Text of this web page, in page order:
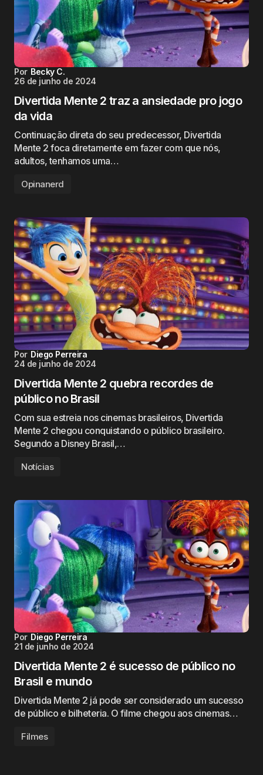
Por Becky C.
26 de junho de 2024
Divertida Mente 2 traz a ansiedade pro jogo
da vida
Continuação direta do seu predecessor, Divertida
Mente 2 foca diretamente em fazer com que nós,
adultos, tenhamos uma…
Opinanerd
Por Diego Perreira
24 de junho de 2024
Divertida Mente 2 quebra recordes de
público no Brasil
Com sua estreia nos cinemas brasileiros, Divertida
Mente 2 chegou conquistando o público brasileiro.
Segundo a Disney Brasil,…
Notícias
Por Diego Perreira
21 de junho de 2024
Divertida Mente 2 é sucesso de público no
Brasil e mundo
Divertida Mente 2 já pode ser considerado um sucesso
de público e bilheteria. O filme chegou aos cinemas…
Filmes